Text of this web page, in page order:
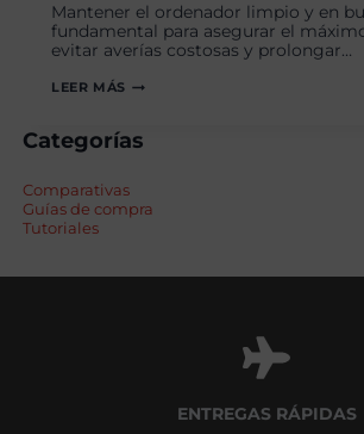
Mantener el ordenador limpio y en
fundamental para asegurar el
evitar averías costosas y prolongar…
LEER MÁSCÓMO
MANTENER
GUÍA
COMPLETA
SU
Categorías
Comparativas
Guías de compra
Tutoriales
ENTREGAS RÁPIDAS